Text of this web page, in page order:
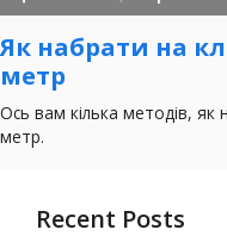
Recent Posts